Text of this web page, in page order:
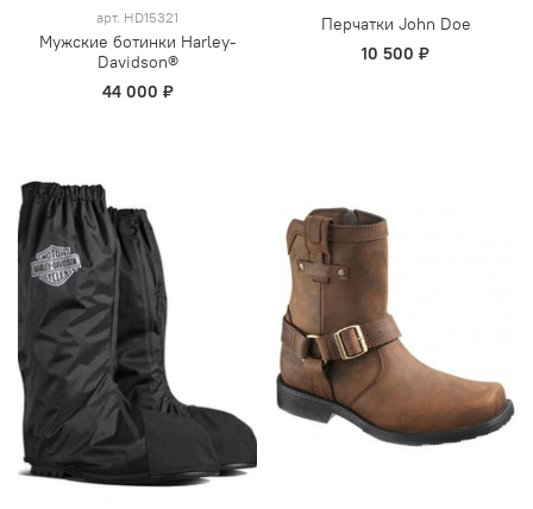
арт. HD15321
Мужские ботинки Harley-
Davidson®
44 000 ₽
Перчатки John Doe
10 500 ₽